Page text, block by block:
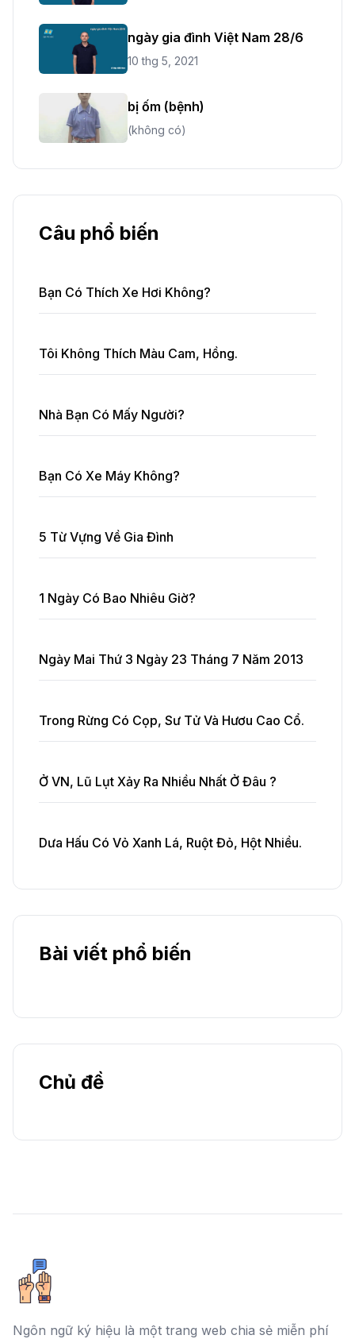
ngày gia đình Việt Nam 28/6
10 thg 5, 2021
bị ốm (bệnh)
(không có)
Câu phổ biến
Bạn Có Thích Xe Hơi Không?
Tôi Không Thích Màu Cam, Hồng.
Nhà Bạn Có Mấy Người?
Bạn Có Xe Máy Không?
5 Từ Vựng Về Gia Đình
1 Ngày Có Bao Nhiêu Giờ?
Ngày Mai Thứ 3 Ngày 23 Tháng 7 Năm 2013
Trong Rừng Có Cọp, Sư Tử Và Hươu Cao Cổ.
Ở VN, Lũ Lụt Xảy Ra Nhiều Nhất Ở Đâu ?
Dưa Hấu Có Vỏ Xanh Lá, Ruột Đỏ, Hột Nhiều.
Bài viết phổ biến
Chủ đề
Ngôn ngữ ký hiệu là một trang web chia sẻ miễn phí